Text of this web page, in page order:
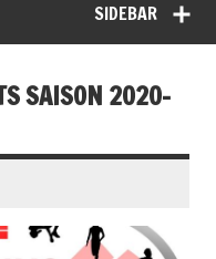
SIDEBAR
SAISON 2020-